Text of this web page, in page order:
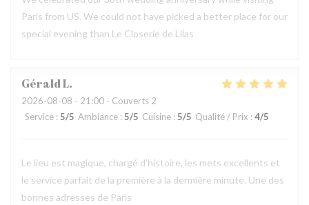
Paris from US. We could not have picked a better place for our
special evening than Le Closerie de Lilas
GéraldL
2026-08-08 - 21:00 - Couverts 2
Service : 5/5 Ambiance : 5/5 Cuisine : 5/5 Qualité / Prix : 4/5
Le lieu est magique, chargé d’histoire, les mets excellents et
le service parfait de la première à la dermière minute. Une des
bonnes adresses de Paris